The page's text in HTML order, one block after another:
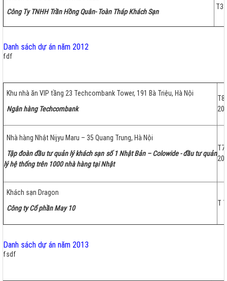
Công Ty TNHH Trần Hồng Quân- Toàn Tháp Khách Sạn
Danh sách dự án năm 2012
fdf
Khu nhà ăn VIP tầng 23 Techcombank Tower, 191 Bà Triệu, Hà Nội
Ngân hàng Techcombank
Nhà hàng Nhật Nijyu Maru – 35 Quang Trung, Hà Nội
Tập đoàn đầu tư quản lý khách sạn số 1 Nhật Bản – Colowide - đầu tư quản
lý hệ thống trên 1000 nhà hàng tại Nhật
Khách sạn Dragon
Công ty Cổ phần May 10
T
Danh sách dự án năm 2013
fsdf